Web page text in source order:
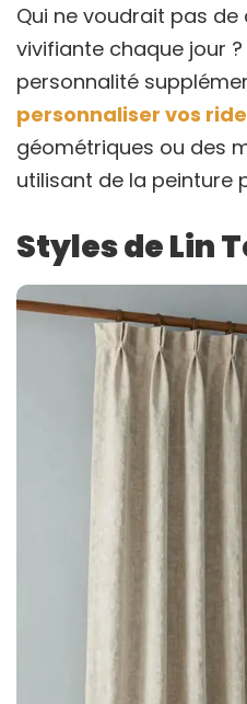
Qui ne voudrait pas
vivifiante chaque jour
personnalité
personnaliser vos
géométriques ou des
utilisant de la peinture
Styles de Lin